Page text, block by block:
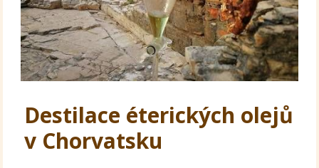
Destilace éterických olejů
v Chorvatsku